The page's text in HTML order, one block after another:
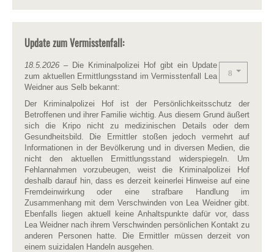
Update zum Vermisstenfall:
18.5.2026 – Die Kriminalpolizei Hof gibt ein Update
zum aktuellen Ermittlungsstand im Vermisstenfall Lea
Weidner aus Selb bekannt:
Der Kriminalpolizei Hof ist der Persönlichkeitsschutz der
Betroffenen und ihrer Familie wichtig. Aus diesem Grund äußert
sich die Kripo nicht zu medizinischen Details oder dem
Gesundheitsbild. Die Ermittler stoßen jedoch vermehrt auf
Informationen in der Bevölkerung und in diversen Medien, die
nicht den aktuellen Ermittlungsstand widerspiegeln. Um
Fehlannahmen vorzubeugen, weist die Kriminalpolizei Hof
deshalb darauf hin, dass es derzeit keinerlei Hinweise auf eine
Fremdeinwirkung oder eine strafbare Handlung im
Zusammenhang mit dem Verschwinden von Lea Weidner gibt.
Ebenfalls liegen aktuell keine Anhaltspunkte dafür vor, dass
Lea Weidner nach ihrem Verschwinden persönlichen Kontakt zu
anderen Personen hatte. Die Ermittler müssen derzeit von
einem suizidalen Handeln ausgehen.